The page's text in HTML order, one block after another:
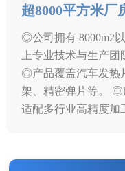
超8000平方米厂
◎公司拥有 8000m2
上专业技术与生产
◎产品覆盖汽车发热
架、精密弹片等。 ◎
适配多行业高精度加